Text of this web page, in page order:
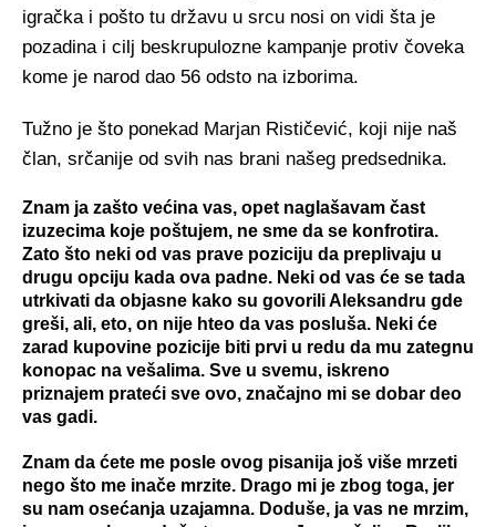
igračka i pošto tu državu u srcu nosi on vidi šta je
pozadina i cilj beskrupulozne kampanje protiv čoveka
kome je narod dao 56 odsto na izborima.
Tužno je što ponekad Marjan Rističević, koji nije naš
član, srčanije od svih nas brani našeg predsednika.
Znam ja zašto većina vas, opet naglašavam čast
izuzecima koje poštujem, ne sme da se konfrotira.
Zato što neki od vas prave poziciju da preplivaju u
drugu opciju kada ova padne. Neki od vas će se tada
utrkivati da objasne kako su govorili Aleksandru gde
greši, ali, eto, on nije hteo da vas posluša. Neki će
zarad kupovine pozicije biti prvi u redu da mu zategnu
konopac na vešalima. Sve u svemu, iskreno
priznajem prateći sve ovo, značajno mi se dobar deo
vas gadi.
Znam da ćete me posle ovog pisanija još više mrzeti
nego što me inače mrzite. Drago mi je zbog toga, jer
su nam osećanja uzajamna. Doduše, ja vas ne mrzim,